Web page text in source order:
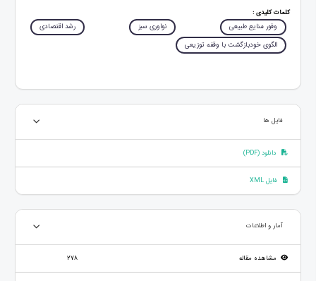
کلمات کلیدی :
وفور منایع طبیعی نواوری سبز
رشد اقتصادی
الگوی خودبازگشت با وقفه توزیعی
فایل ها
دانلود (PDF)
فایل XML
آمار و اطلاعات
مشاهده مقاله 278